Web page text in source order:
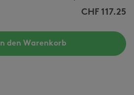
CHF 117.25
In den Warenkorb